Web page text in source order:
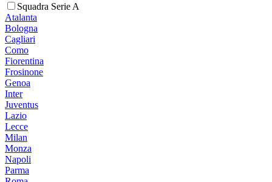
Squadra Serie A
Atalanta
Bologna
Cagliari
Como
Fiorentina
Frosinone
Genoa
Inter
Juventus
Lazio
Lecce
Milan
Monza
Napoli
Parma